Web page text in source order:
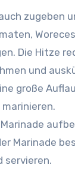
zugeben
Die Hitze
und
große
Marinade
servieren.